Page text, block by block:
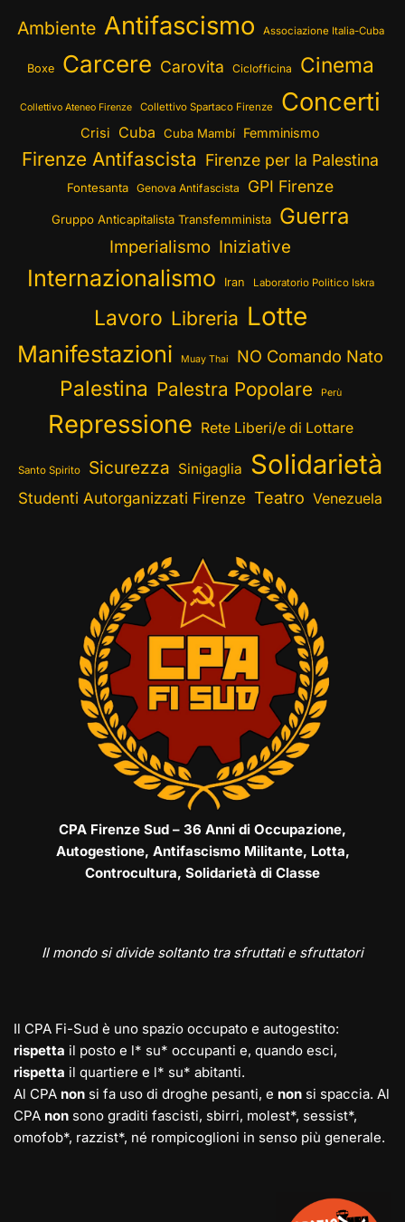
Ambiente Antifascismo Associazione Italia-Cuba
Boxe Carcere Carovita Ciclofficina Cinema
Collettivo Ateneo Firenze Collettivo Spartaco Firenze Concerti
Crisi Cuba Cuba Mambí Femminismo
Firenze Antifascista Firenze per la Palestina
Fontesanta Genova Antifascista GPI Firenze
Gruppo Anticapitalista Transfemminista Guerra
Imperialismo Iniziative
Internazionalismo Iran Laboratorio Politico Iskra
Lavoro Libreria Lotte
Manifestazioni Muay Thai NO Comando Nato
Palestina Palestra Popolare Perù
Repressione Rete Liberi/e di Lottare
Santo Spirito Sicurezza Sinigaglia Solidarietà
Studenti Autorganizzati Firenze Teatro Venezuela
CPA Firenze Sud – 36 Anni di Occupazione,
Autogestione, Antifascismo Militante, Lotta,
Controcultura, Solidarietà di Classe
Il mondo si divide soltanto tra sfruttati e sfruttatori
Il CPA Fi-Sud è uno spazio occupato e autogestito:
rispetta il posto e l* su* occupanti e, quando esci,
rispetta il quartiere e l* su* abitanti.
Al CPA non si fa uso di droghe pesanti, e non si spaccia. Al
CPA non sono graditi fascisti, sbirri, molest*, sessist*,
omofob*, razzist*, né rompicoglioni in senso più generale.